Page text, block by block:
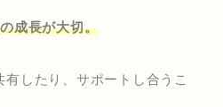
成長が大切。
したり、サポートし合うこ